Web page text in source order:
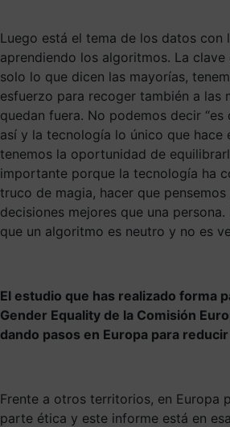
Luego está el tema de los datos con
aprendiendo los algoritmos. La clave
solo lo que dicen las mayorías,
esfuerzo para recoger también a las
quedan fuera. No podemos decir “es
así y la tecnología lo único que hace
tenemos la oportunidad de
importante porque la tecnología ha
truco de magia, hacer que
decisiones mejores que una
que un algoritmo es neutro y no es
El estudio que has realizado forma
Gender Equality de la Comisión
dando pasos en Europa para
Frente a otros territorios, en Europa
parte ética y este informe está en